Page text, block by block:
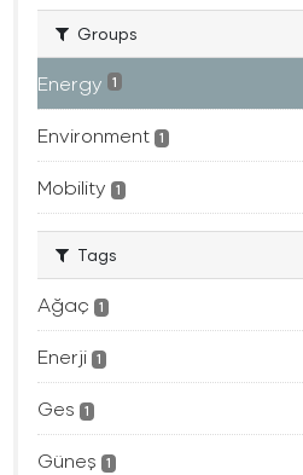
Groups
Energy 1
Environment 1
Mobility 1
Tags
Ağaç 1
Enerji 1
Ges 1
Güneş 1